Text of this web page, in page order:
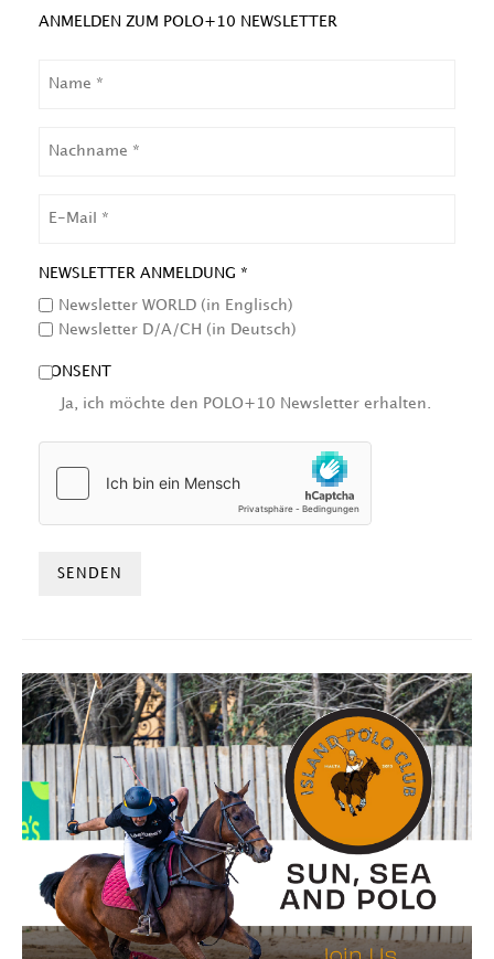
ANMELDEN ZUM POLO+10 NEWSLETTER
NEWSLETTER ANMELDUNG *
Newsletter WORLD (in Englisch)
Newsletter D/A/CH (in Deutsch)
CONSENT
Ja, ich möchte den POLO+10 Newsletter erhalten.